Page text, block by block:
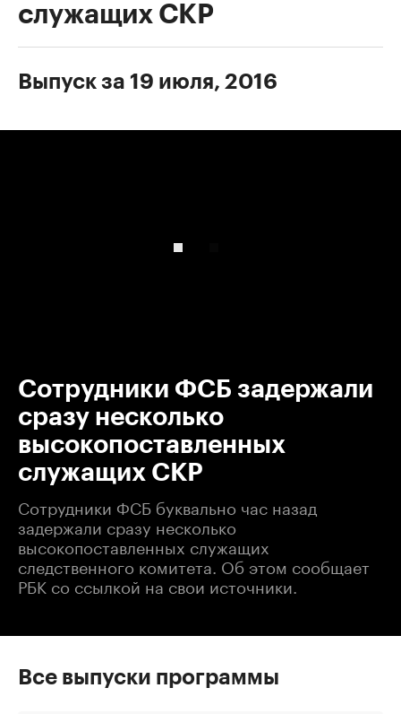
служащих СКР
Выпуск за 19 июля, 2016
Сотрудники ФСБ задержали
сразу несколько
высокопоставленных
служащих СКР
Сотрудники ФСБ буквально час назад
задержали сразу несколько
высокопоставленных служащих
следственного комитета. Об этом сообщает
РБК со ссылкой на свои источники.
Все выпуски программы